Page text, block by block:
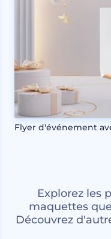
Flyer d'événement
Explorez les
maquettes
Découvrez